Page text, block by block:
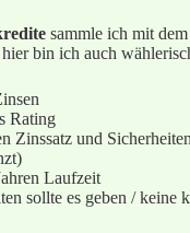
sammle ich mit dem
bin ich auch
Rating
Zinssatz und
Laufzeit
sollte es geben / keine